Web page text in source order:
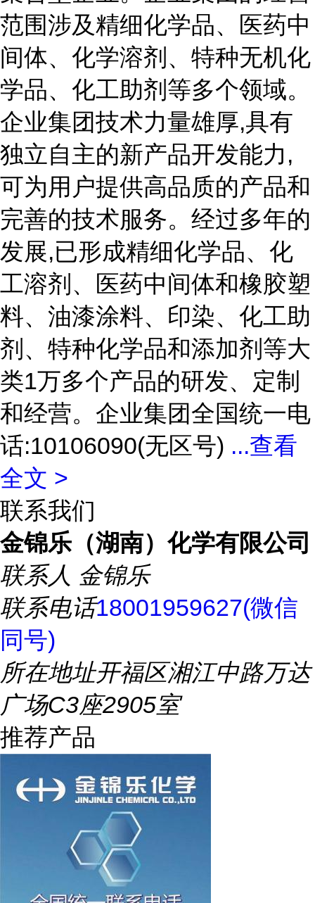
范围涉及精细化学品、医药中
间体、化学溶剂、特种无机化
学品、化工助剂等多个领域。
企业集团技术力量雄厚,具有
独立自主的新产品开发能力,
可为用户提供高品质的产品和
完善的技术服务。经过多年的
发展,已形成精细化学品、化
工溶剂、医药中间体和橡胶塑
料、油漆涂料、印染、化工助
剂、特种化学品和添加剂等大
类1万多个产品的研发、定制
和经营。企业集团全国统一电
话:10106090(无区号) ...查看
全文 >
联系我们
金锦乐（湖南）化学有限公司
联系人 金锦乐
联系电话18001959627(微信
同号)
所在地址开福区湘江中路万达
广场C3座2905室
推荐产品